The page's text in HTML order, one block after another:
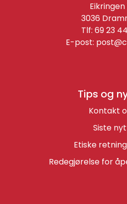
Tips og
Kontakt
Siste
Etiske
Redegjørelse for
Eikringen
3036
Tlf: 69 23
E-post: